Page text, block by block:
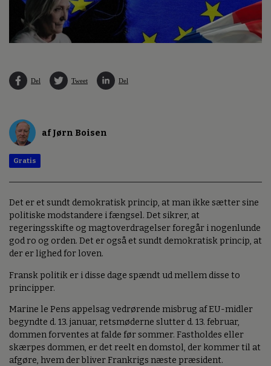
Del Tweet Del
af Jørn Boisen
Gratis
Det er et sundt demokratisk princip, at man ikke sætter sine
politiske modstandere i fængsel. Det sikrer, at
regeringsskifte og magtoverdragelser foregår i nogenlunde
god ro og orden. Det er også et sundt demokratisk princip, at
der er lighed for loven.
Fransk politik er i disse dage spændt ud mellem disse to
principper.
Marine le Pens appelsag vedrørende misbrug af EU-midler
begyndte d. 13. januar, retsmøderne slutter d. 13. februar,
dommen forventes at falde før sommer. Fastholdes eller
skærpes dommen, er det reelt en domstol, der kommer til at
afgøre, hvem der bliver Frankrigs næste præsident.